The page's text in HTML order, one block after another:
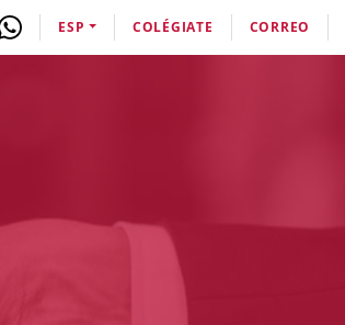
ESP COLÉGIATE CORREO